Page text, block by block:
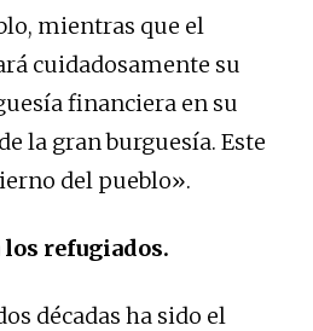
mientras que el
cuidadosamente su
financiera en su
la gran burguesía. Este
del pueblo».
refugiados.
décadas ha sido el